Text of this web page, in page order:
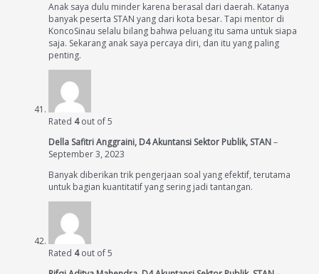
Anak saya dulu minder karena berasal dari daerah. Katanya
banyak peserta STAN yang dari kota besar. Tapi mentor di
KoncoSinau selalu bilang bahwa peluang itu sama untuk siapa
saja. Sekarang anak saya percaya diri, dan itu yang paling
penting.
Rated 4out of 5
Della Safitri Anggraini, D4 Akuntansi Sektor Publik, STAN–
September 3, 2023
Banyak diberikan trik pengerjaan soal yang efektif, terutama
untuk bagian kuantitatif yang sering jadi tantangan.
Rated 4out of 5